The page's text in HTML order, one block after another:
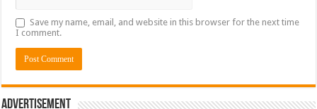
Save my name, email, and website in this browser for the next time
I comment.
Advertisement